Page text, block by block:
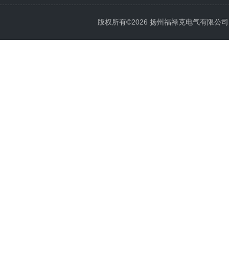
版权所有©2026 扬州福禄克电气有限公